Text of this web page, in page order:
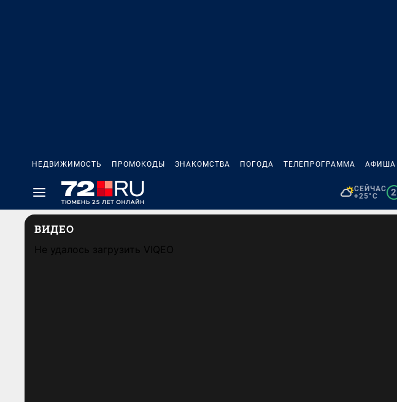
НЕДВИЖИМОСТЬ ПРОМОКОДЫ ЗНАКОМСТВА ПОГОДА ТЕЛЕПРОГРАММА АФИША
СЕЙЧАС
+25°C
2
ВИДЕО
Не удалось загрузить VIQEO